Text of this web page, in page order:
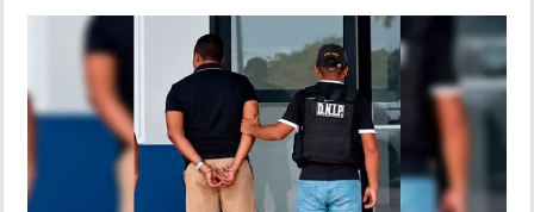
DEPORTES
MUNDO
INSÓLITAS